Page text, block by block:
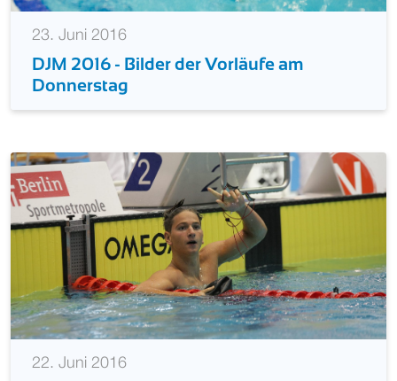
23. Juni 2016
DJM 2016 - Bilder der Vorläufe am
Donnerstag
22. Juni 2016